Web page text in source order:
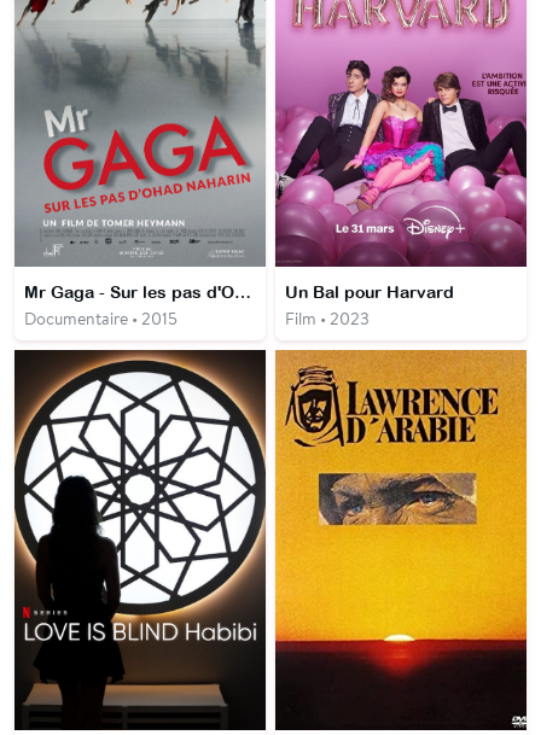
Mr Gaga - Sur les pas d'Ohad Naharin
Documentaire • 2015
Un Bal pour Harvard
Film • 2023